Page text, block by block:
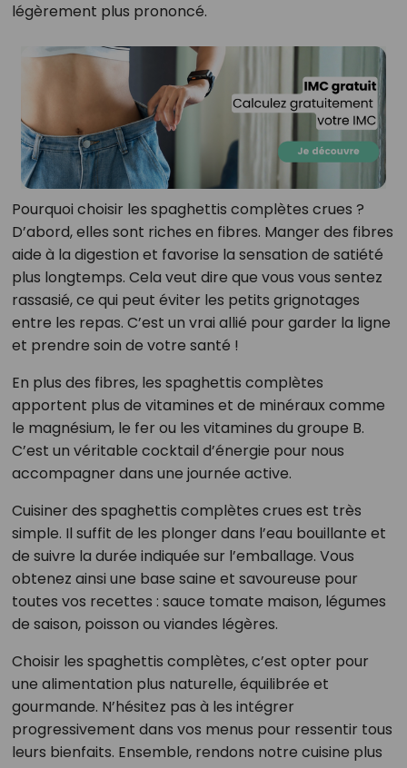
légèrement plus prononcé.
Pourquoi choisir les spaghettis complètes crues ?
D’abord, elles sont riches en fibres. Manger des fibres
aide à la digestion et favorise la sensation de satiété
plus longtemps. Cela veut dire que vous vous sentez
rassasié, ce qui peut éviter les petits grignotages
entre les repas. C’est un vrai allié pour garder la ligne
et prendre soin de votre santé !
En plus des fibres, les spaghettis complètes
apportent plus de vitamines et de minéraux comme
le magnésium, le fer ou les vitamines du groupe B.
C’est un véritable cocktail d’énergie pour nous
accompagner dans une journée active.
Cuisiner des spaghettis complètes crues est très
simple. Il suffit de les plonger dans l’eau bouillante et
de suivre la durée indiquée sur l’emballage. Vous
obtenez ainsi une base saine et savoureuse pour
toutes vos recettes : sauce tomate maison, légumes
de saison, poisson ou viandes légères.
Choisir les spaghettis complètes, c’est opter pour
une alimentation plus naturelle, équilibrée et
gourmande. N’hésitez pas à les intégrer
progressivement dans vos menus pour ressentir tous
leurs bienfaits. Ensemble, rendons notre cuisine plus